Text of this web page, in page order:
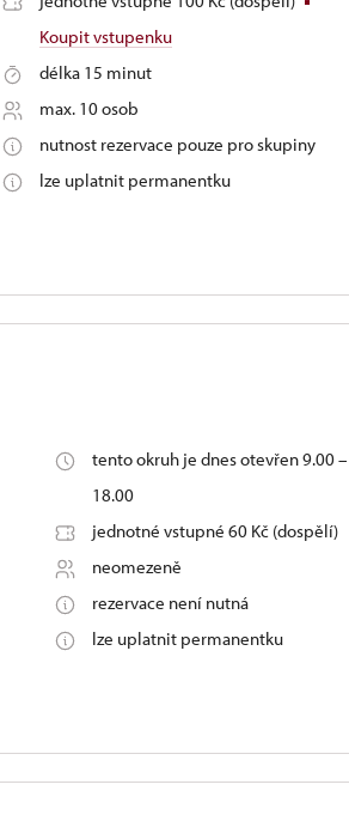
Koupit vstupenku
délka 15 minut
max. 10 osob
nutnost rezervace pouze pro skupiny
lze uplatnit permanentku
tento okruh je dnes otevřen 9.00 –
18.00
jednotné vstupné 60 Kč (dospělí)
neomezeně
rezervace není nutná
lze uplatnit permanentku